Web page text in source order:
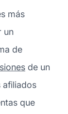
más
un
de
de un
afiliados
que